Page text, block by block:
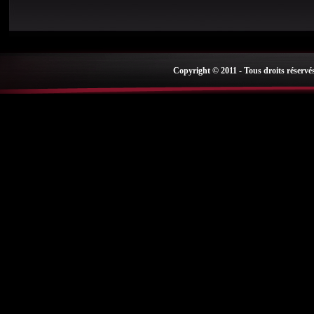
Copyright © 2011 - Tous droits